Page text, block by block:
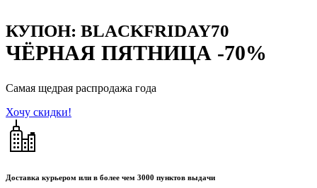
КУПОН: BLACKFRIDAY70
ЧЁРНАЯ ПЯТНИЦА -70%
Самая щедрая распродажа года
Хочу скидки!
Доставка курьером или в более чем 3000 пунктов выдачи